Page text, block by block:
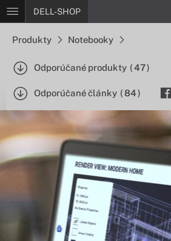
DELL-SHOP
Produkty Notebooky
Odporúčané produkty (47)
Odporúčané články (84)